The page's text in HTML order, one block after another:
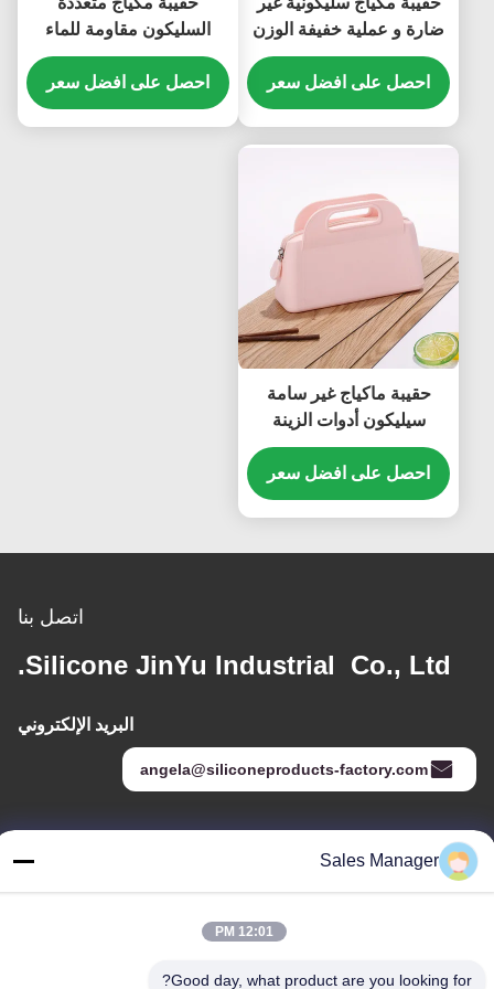
ضارة و عملية خفيفة الوزن
احصل على افضل سعر
السليكون مقاومة للماء
عديم الرائحة متعدد الألوان
احصل على افضل سعر
حقيبة ماكياج غير سامة
سيليكون أدوات الزينة
متعددة الأغراض مانعة
للتسرب
احصل على افضل سعر
اتصل بنا
Silicone JinYu Industrial Co., Ltd.
البريد الإلكتروني
angela@siliconeproducts-factory.com
عنواننا
العنوان
Sales Manager
12:01 PM
Good day, what product are you looking for?